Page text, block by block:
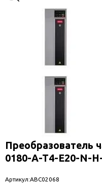
Преобразователь
0180-A-T4-E20-N-
Артикул:ABC02068